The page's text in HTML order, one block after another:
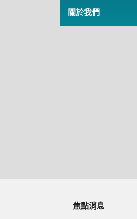
關於我們
焦點消息